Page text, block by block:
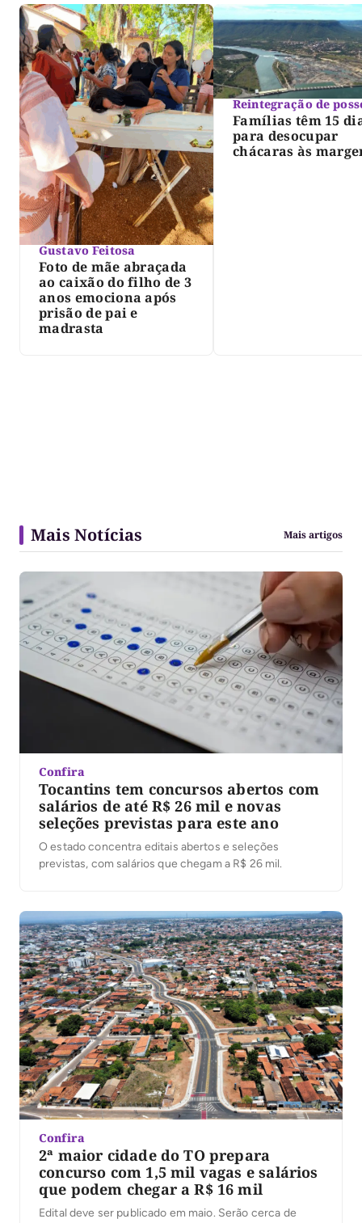
Gustavo Feitosa
Foto de mãe abraçada
ao caixão do filho de 3
anos emociona após
prisão de pai e
madrasta
Reintegração de
Famílias têm 15
para desocupar
chácaras às
Mais Notícias Mais artigos
Confira
Tocantins tem concursos abertos com
salários de até R$ 26 mil e novas
seleções previstas para este ano
O estado concentra editais abertos e seleções
previstas, com salários que chegam a R$ 26 mil.
Confira
2ª maior cidade do TO prepara
concurso com 1,5 mil vagas e salários
que podem chegar a R$ 16 mil
Edital deve ser publicado em maio. Serão cerca de